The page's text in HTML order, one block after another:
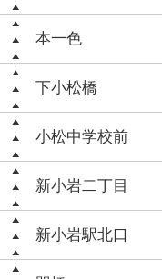
本一色
下小松橋
小松中学校前
新小岩二丁目
新小岩駅北口